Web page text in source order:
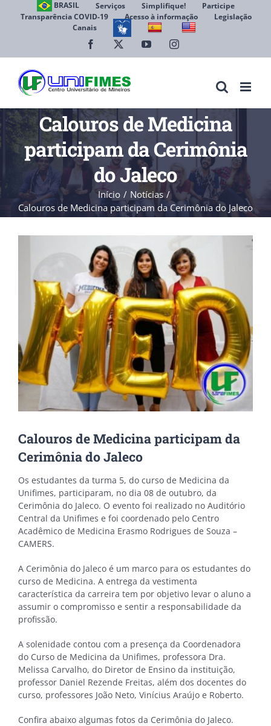
BRASIL Serviços Simplifique!
Participe
Transparência COVID-19
Acesso à informação
Legislação
Canais
Facebook YouTubeInstagram
Calouros de Medicina
participam da Cerimônia
do Jaleco
Início
Notícias
Calouros de Medicina participam da Cerimônia do Jaleco
Calouros de Medicina participam da
Cerimônia do Jaleco
Os estudantes da turma 5, do curso de Medicina da
Unifimes, participaram, no dia 08 de outubro, da
Cerimônia do Jaleco. O evento foi realizado no Auditório
Central da Unifimes e foi coordenado pelo Centro
Acadêmico de Medicina Erasmo Rodrigues de Souza –
CAMERS.
A Cerimônia do Jaleco é um marco para os estudantes do
curso de Medicina. A entrega da vestimenta
característica da carreira tem por objetivo levar o aluno a
assumir o compromisso e sentir a responsabilidade da
profissão.
A solenidade contou com a presença da Coordenadora
do Curso de Medicina da Unifimes, professora Dra.
Melissa Carvalho, do Diretor de Ensino da instituição,
professor Daniel Rezende Freitas, além dos docentes do
curso, professores João Neto, Vinícius Araújo e Roberto.
Confira abaixo algumas fotos da Cerimônia do Jaleco.